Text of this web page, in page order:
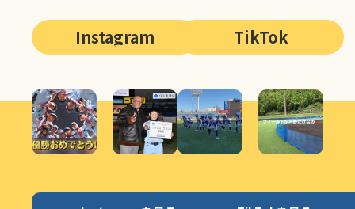
Instagram TikTok